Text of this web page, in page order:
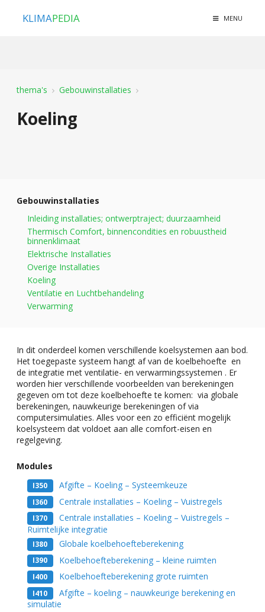
KLIMAPEDIA MENU
thema's Gebouwinstallaties
Koeling
Gebouwinstallaties
Inleiding installaties; ontwerptraject; duurzaamheid
Thermisch Comfort, binnencondities en robuustheid
binnenklimaat
Elektrische Installaties
Overige Installaties
Koeling
Ventilatie en Luchtbehandeling
Verwarming
In dit onderdeel komen verschillende koelsystemen aan bod.
Het toegepaste systeem hangt af van de koelbehoefte en
de integratie met ventilatie- en verwarmingssystemen . Er
worden hier verschillende voorbeelden van berekeningen
gegeven om tot deze koelbehoefte te komen: via globale
berekeningen, nauwkeurige berekeningen of via
computersimulaties. Alles voor een zo efficiënt mogelijk
koelsysteem dat voldoet aan alle comfort-eisen en
regelgeving.
Modules
I350 Afgifte – Koeling – Systeemkeuze
I360 Centrale installaties – Koeling – Vuistregels
I370
Centrale installaties – Koeling – Vuistregels –
Ruimtelijke integratie
I380 Globale koelbehoefteberekening
I390 Koelbehoefteberekening – kleine ruimten
I400 Koelbehoefteberekening grote ruimten
I410
Afgifte – koeling – nauwkeurige berekening en
simulatie